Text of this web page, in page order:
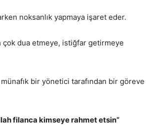
noksanlık yapmaya işaret eder.
çok dua etmeye, istiğfar getirmeye
münafık bir yönetici tarafından bir göreve
filanca kimseye rahmet etsin”